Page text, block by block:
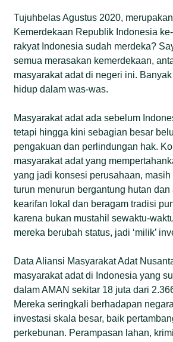
Tujuhbelas Agustus 2020,
Kemerdekaan Republik Indonesia
rakyat Indonesia sudah merdeka?
semua merasakan kemerdekaan,
masyarakat adat di negeri ini.
hidup dalam was-was.
Masyarakat adat ada sebelum
tetapi hingga kini sebagian besar
pengakuan dan perlindungan hak.
masyarakat adat yang
yang jadi konsesi perusahaan,
turun menurun bergantung hutan dan
kearifan lokal dan beragam tradisi
karena bukan mustahil sewaktu-
mereka berubah status, jadi ‘milik’
Data Aliansi Masyarakat Adat
masyarakat adat di Indonesia yang
dalam AMAN sekitar 18 juta dari
Mereka seringkali berhadapan
investasi skala besar, baik
perkebunan. Perampasan lahan,